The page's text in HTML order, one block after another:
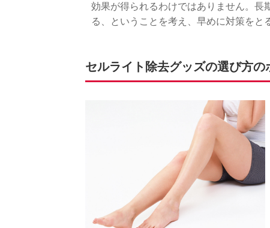
効果が得られるわけではありません。長
る、ということを考え、早めに対策をと
セルライト除去グッズの選び方の